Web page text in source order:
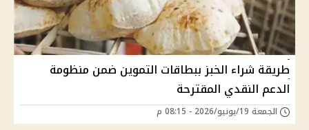
طريقة شراء الخبز ببطاقات التموين ضمن منظومة
الدعم النقدي المقترحة
الجمعة 19/يونيو/2026 - 08:15 م